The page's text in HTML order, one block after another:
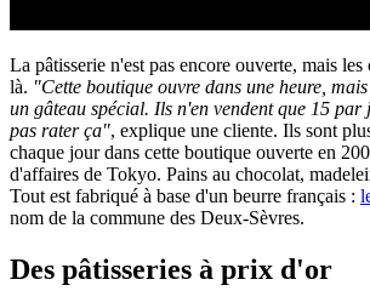
La pâtisserie n'est pas encore ouverte, mais les
là. "Cette boutique ouvre dans une heure,
un gâteau spécial. Ils n'en vendent que 15 par
pas rater ça", explique une cliente. Ils sont
chaque jour dans cette boutique ouverte en
d'affaires de Tokyo. Pains au chocolat,
Tout est fabriqué à base d'un beurre français :
nom de la commune des Deux-Sèvres.
Des pâtisseries à prix d'or